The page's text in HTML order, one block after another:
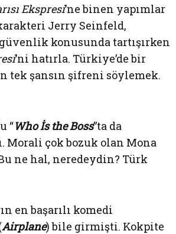
Ekspresi’ne binen yapımlar
Jerry Seinfeld,
konusunda tartışırken
’ni hatırla. Türkiye’de bir
tek şansın şifreni söylemek.
“Who İs the Boss”ta da
Morali çok bozuk olan Mona
ne hal, neredeydin? Türk
en başarılı komedi
Airplane) bile girmişti. Kokpite